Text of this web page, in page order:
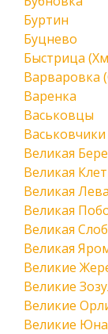
Буртин
Буцнево
Быстрица
Варваровка
Варенка
Васьковцы
Васьковчики
Великая
Великая
Великая
Великая
Великая
Великая
Великие
Великие
Великие
Великие